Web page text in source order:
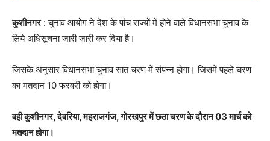
कुशीनगर: चुनाव आयोग ने देश के पांच राज्यों में होने वाले विधानसभा चुनाव के
लिये अधिसूचना जारी जारी कर दिया है।
जिसके अनुसार विधानसभा चुनाव सात चरण में संपन्न होगा। जिसमें पहले चरण
का मतदान 10 फरवरी को होगा।
वही कुशीनगर, देवरिया, महराजगंज, गोरखपुर में छठा चरण के दौरान 03 मार्च को
मतदान होगा।